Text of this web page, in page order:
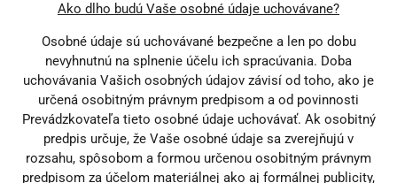
Ako dlho budú Vaše osobné údaje uchovávane?
Osobné údaje sú uchovávané bezpečne a len po dobu
nevyhnutnú na splnenie účelu ich spracúvania. Doba
uchovávania Vašich osobných údajov závisí od toho, ako je
určená osobitným právnym predpisom a od povinnosti
Prevádzkovateľa tieto osobné údaje uchovávať. Ak osobitný
predpis určuje, že Vaše osobné údaje sa zverejňujú v
rozsahu, spôsobom a formou určenou osobitným právnym
predpisom za účelom materiálnej ako aj formálnej publicity,